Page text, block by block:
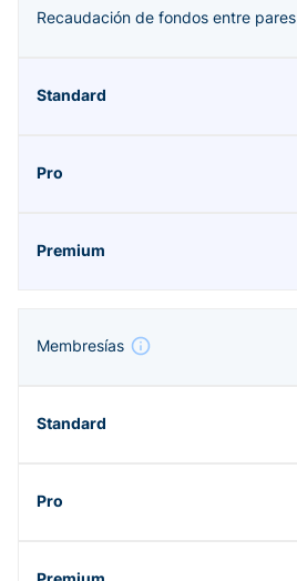
Recaudación de fondos entre pares
Membresías